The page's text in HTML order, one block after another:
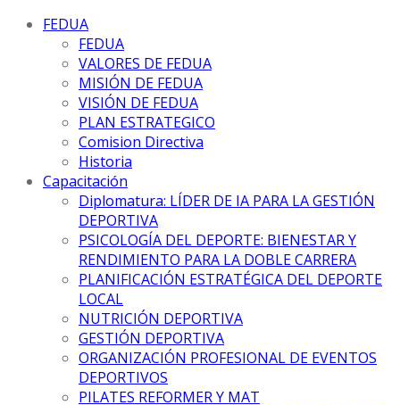
FEDUA
FEDUA
VALORES DE FEDUA
MISIÓN DE FEDUA
VISIÓN DE FEDUA
PLAN ESTRATEGICO
Comision Directiva
Historia
Capacitación
Diplomatura: LÍDER DE IA PARA LA GESTIÓN
DEPORTIVA
PSICOLOGÍA DEL DEPORTE: BIENESTAR Y
RENDIMIENTO PARA LA DOBLE CARRERA
PLANIFICACIÓN ESTRATÉGICA DEL DEPORTE
LOCAL
NUTRICIÓN DEPORTIVA
GESTIÓN DEPORTIVA
ORGANIZACIÓN PROFESIONAL DE EVENTOS
DEPORTIVOS
PILATES REFORMER Y MAT